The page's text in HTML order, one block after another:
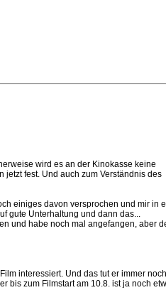
wird es an der Kinokasse keine
fest. Und auch zum Verständnis des
einiges davon versprochen und mir in
gute Unterhaltung und dann das...
und habe noch mal angefangen, aber
interessiert. Und das tut er immer
bis zum Filmstart am 10.8. ist ja noch